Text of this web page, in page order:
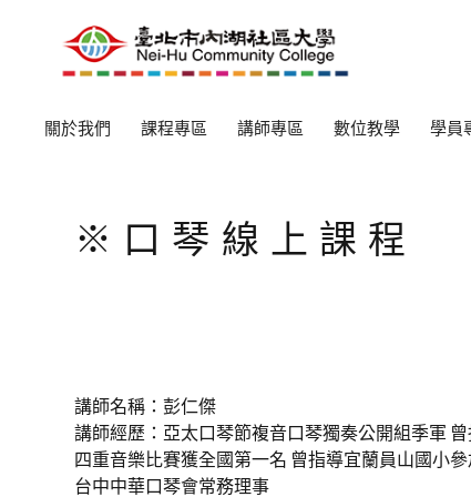
關於我們 課程專區 講師專區 數位教學 學員
※口琴線上課程
講師名稱：彭仁傑
講師經歷：亞太口琴節複音口琴獨奏公開組季軍
四重音樂比賽獲全國第一名 曾指導宜蘭員山國小
台中中華口琴會常務理事